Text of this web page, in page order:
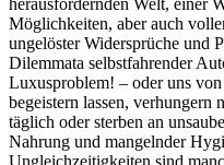
Möglichkeiten, aber auch
ungelöster Widersprüche und
Dilemmata selbstfahrender
Luxusproblem! – oder uns
begeistern lassen, verhungern
täglich oder sterben an
Nahrung und mangelnder
Ungleichzeitigkeiten sind